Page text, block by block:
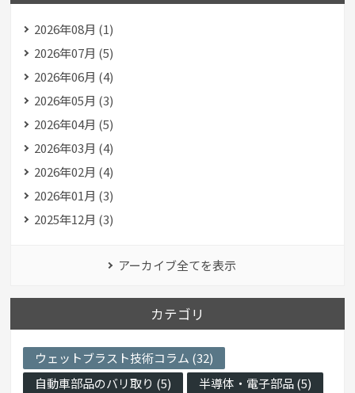
2026年08月 (1)
2026年07月 (5)
2026年06月 (4)
2026年05月 (3)
2026年04月 (5)
2026年03月 (4)
2026年02月 (4)
2026年01月 (3)
2025年12月 (3)
アーカイブ全てを表示
カテゴリ
ウェットブラスト技術コラム (32)
自動車部品のバリ取り (5)
半導体・電子部品 (5)